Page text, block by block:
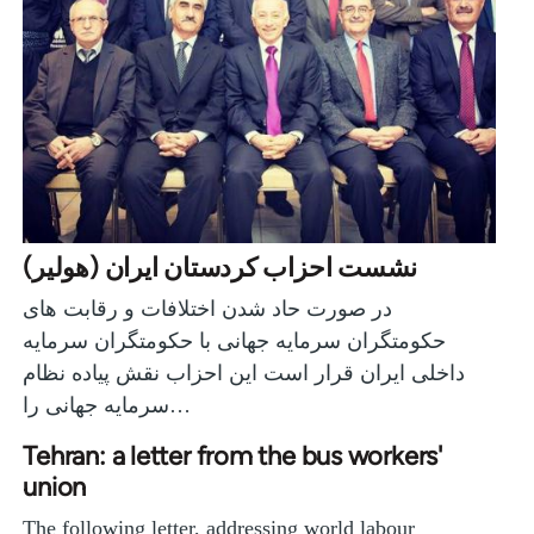
نشست احزاب کردستان ایران (هولیر)
در صورت حاد شدن اختلافات و رقابت های
حکومتگران سرمایه جهانی با حکومتگران سرمایه
داخلی ایران قرار است این احزاب نقش پیاده نظام
سرمایه جهانی را…
Tehran: a letter from the bus workers'
union
The following letter, addressing world labour